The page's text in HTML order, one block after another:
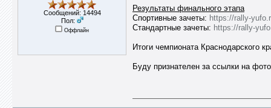
Сообщений: 14494
Пол:
Оффлайн
Результаты финального этапа
Спортивные зачеты: https://rally-
Стандартные зачеты: https://rally-
Итоги чемпионата Краснодарского
Буду признателен за ссылки на